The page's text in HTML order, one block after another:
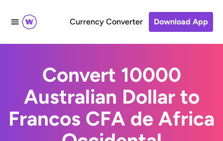
Currency Converter Download App
Convert 10000
Australian Dollar to
Francos CFA de Africa